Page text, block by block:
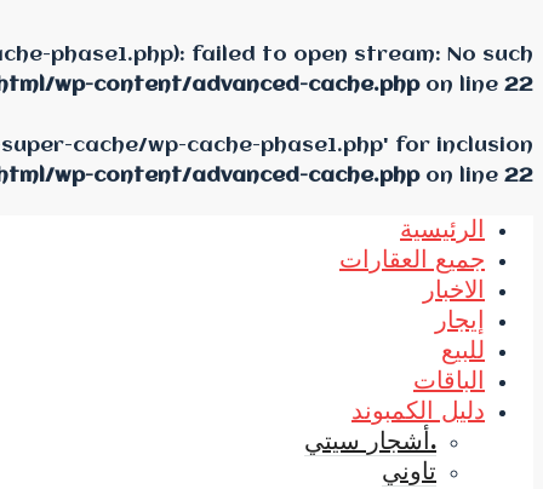
phase1.php): failed to open stream: No such
wp-content/advanced-cache.phpon line 22
cache/wp-cache-phase1.php' for inclusion
wp-content/advanced-cache.phpon line 22
الرئيسية
جميع العقارات
الاخبار
إيجار
للبيع
الباقات
دليل الكمبوند
.أشجار سيتي
تاوني